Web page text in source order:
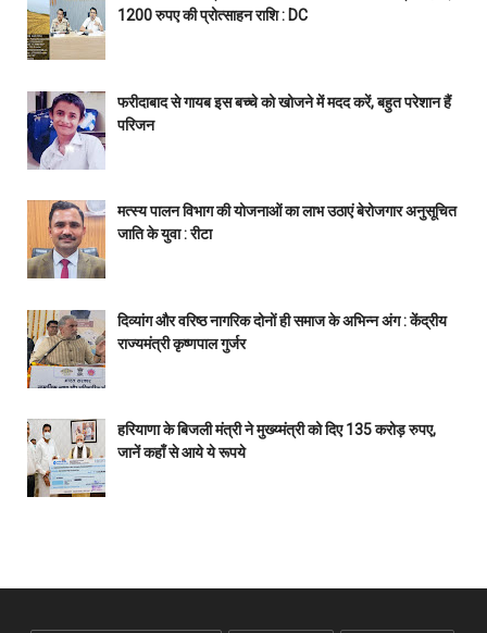
1200 रुपए की प्रोत्साहन राशि : DC
फरीदाबाद से गायब इस बच्चे को खोजने में मदद करें, बहुत परेशान हैं
परिजन
मत्स्य पालन विभाग की योजनाओं का लाभ उठाएं बेरोजगार अनुसूचित
जाति के युवा : रीटा
दिव्यांग और वरिष्ठ नागरिक दोनों ही समाज के अभिन्न अंग : केंद्रीय
राज्यमंत्री कृष्णपाल गुर्जर
हरियाणा के बिजली मंत्री ने मुख्य्मंत्री को दिए 135 करोड़ रुपए,
जानें कहाँ से आये ये रूपये